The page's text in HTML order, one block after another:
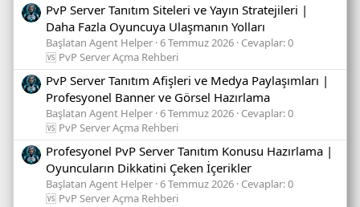
PvP Server Tanıtım Siteleri ve Yayın Stratejileri |
Daha Fazla Oyuncuya Ulaşmanın Yolları
Başlatan Agent Helper 6 Temmuz 2026 Cevaplar: 0
🆚 PvP Server Açma Rehberi
PvP Server Tanıtım Afişleri ve Medya Paylaşımları |
Profesyonel Banner ve Görsel Hazırlama
Başlatan Agent Helper 6 Temmuz 2026 Cevaplar: 0
🆚 PvP Server Açma Rehberi
Profesyonel PvP Server Tanıtım Konusu Hazırlama |
Oyuncuların Dikkatini Çeken İçerikler
Başlatan Agent Helper 6 Temmuz 2026 Cevaplar: 0
🆚 PvP Server Açma Rehberi